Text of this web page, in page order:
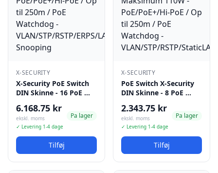
X-SECURITY
X-Security PoE Switch
DIN Skinne - 16 PoE …
6.168.75 kr
ekskl. moms
✓ Levering 1-4 dage
Pa lager
Tilføj
X-SECURITY
PoE Switch X-Security
DIN Skinne - 8 PoE …
2.343.75 kr
ekskl. moms
✓ Levering 1-4 dage
Pa lager
Tilføj